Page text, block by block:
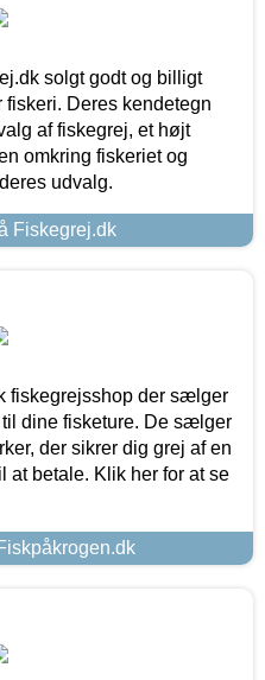
solgt godt og billigt
fiskeri. Deres kendetegn
af fiskegrej, et højt
omkring fiskeriet og
udvalg.
Fiskegrej.dk
fiskegrejsshop der sælger
dine fisketure. De sælger
der sikrer dig grej af en
at betale. Klik her for at se